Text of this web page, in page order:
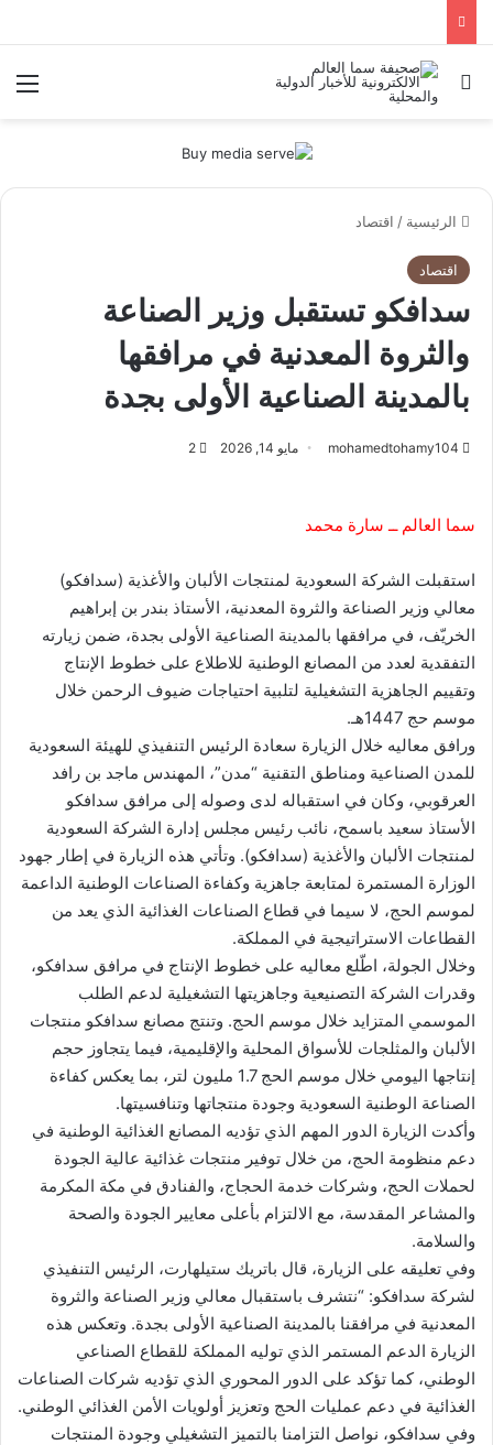
بحث عن
الرئيسية / اقتصاد
اقتصاد
سدافكو تستقبل وزير الصناعة
والثروة المعدنية في مرافقها
بالمدينة الصناعية الأولى بجدة
mohamedtohamy104 مايو 14, 2026 2
سما العالم ــ سارة محمد
استقبلت الشركة السعودية لمنتجات الألبان والأغذية (سدافكو)
معالي وزير الصناعة والثروة المعدنية، الأستاذ بندر بن إبراهيم
الخريّف، في مرافقها بالمدينة الصناعية الأولى بجدة، ضمن زيارته
التفقدية لعدد من المصانع الوطنية للاطلاع على خطوط الإنتاج
وتقييم الجاهزية التشغيلية لتلبية احتياجات ضيوف الرحمن خلال
موسم حج 1447هـ.
ورافق معاليه خلال الزيارة سعادة الرئيس التنفيذي للهيئة السعودية
للمدن الصناعية ومناطق التقنية “مدن”، المهندس ماجد بن رافد
العرقوبي، وكان في استقباله لدى وصوله إلى مرافق سدافكو
الأستاذ سعيد باسمح، نائب رئيس مجلس إدارة الشركة السعودية
لمنتجات الألبان والأغذية (سدافكو). وتأتي هذه الزيارة في إطار جهود
الوزارة المستمرة لمتابعة جاهزية وكفاءة الصناعات الوطنية الداعمة
لموسم الحج، لا سيما في قطاع الصناعات الغذائية الذي يعد من
القطاعات الاستراتيجية في المملكة.
وخلال الجولة، اطّلع معاليه على خطوط الإنتاج في مرافق سدافكو،
وقدرات الشركة التصنيعية وجاهزيتها التشغيلية لدعم الطلب
الموسمي المتزايد خلال موسم الحج. وتنتج مصانع سدافكو منتجات
الألبان والمثلجات للأسواق المحلية والإقليمية، فيما يتجاوز حجم
إنتاجها اليومي خلال موسم الحج 1.7 مليون لتر، بما يعكس كفاءة
الصناعة الوطنية السعودية وجودة منتجاتها وتنافسيتها.
وأكدت الزيارة الدور المهم الذي تؤديه المصانع الغذائية الوطنية في
دعم منظومة الحج، من خلال توفير منتجات غذائية عالية الجودة
لحملات الحج، وشركات خدمة الحجاج، والفنادق في مكة المكرمة
والمشاعر المقدسة، مع الالتزام بأعلى معايير الجودة والصحة
والسلامة.
وفي تعليقه على الزيارة، قال باتريك ستيلهارت، الرئيس التنفيذي
لشركة سدافكو: “نتشرف باستقبال معالي وزير الصناعة والثروة
المعدنية في مرافقنا بالمدينة الصناعية الأولى بجدة. وتعكس هذه
الزيارة الدعم المستمر الذي توليه المملكة للقطاع الصناعي
الوطني، كما تؤكد على الدور المحوري الذي تؤديه شركات الصناعات
الغذائية في دعم عمليات الحج وتعزيز أولويات الأمن الغذائي الوطني.
وفي سدافكو، نواصل التزامنا بالتميز التشغيلي وجودة المنتجات